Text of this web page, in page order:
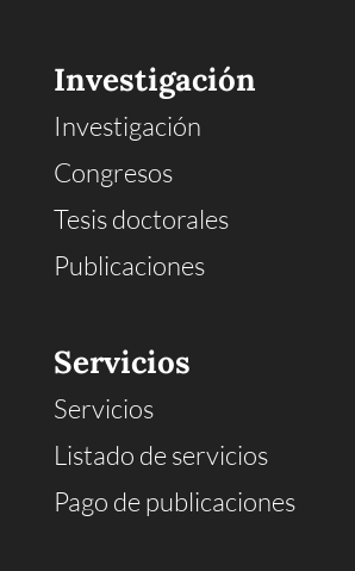
Investigación
Investigación
Congresos
Tesis doctorales
Publicaciones
Servicios
Servicios
Listado de servicios
Pago de publicaciones